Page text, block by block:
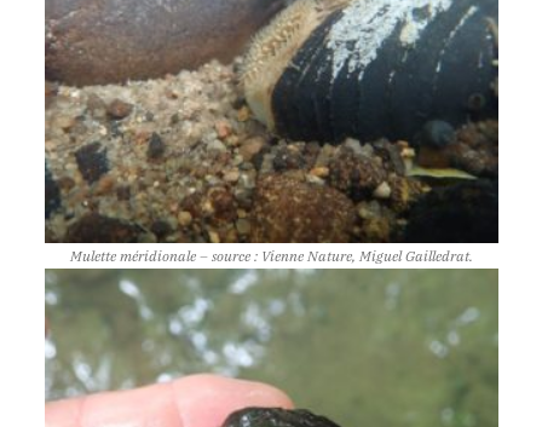
Mulette méridionale – source : Vienne Nature, Miguel Gailledrat.